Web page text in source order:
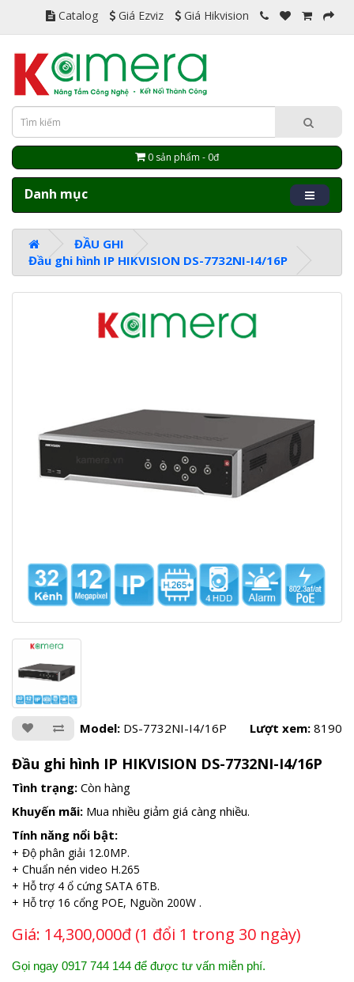
Catalog Giá Ezviz Giá Hikvision
0 sản phẩm - 0đ
Danh mục
ĐẦU GHI
Đầu ghi hình IP HIKVISION DS-7732NI-I4/16P
Model: DS-7732NI-I4/16P Lượt xem: 8190
Đầu ghi hình IP HIKVISION DS-7732NI-I4/16P
Tình trạng: Còn hàng
Khuyến mãi: Mua nhiều giảm giá càng nhiều.
Tính năng nổi bật:
+ Độ phân giải 12.0MP.
+ Chuẩn nén video H.265
+ Hỗ trợ 4 ổ cứng SATA 6TB.
+ Hỗ trợ 16 cổng POE, Nguồn 200W .
Giá: 14,300,000đ (1 đổi 1 trong 30 ngày)
Gọi ngay 0917 744 144 để được tư vấn miễn phí.